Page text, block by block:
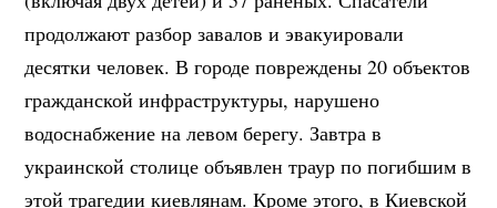
продолжают разбор завалов и эвакуировали
десятки человек. В городе повреждены 20 объектов
гражданской инфраструктуры, нарушено
водоснабжение на левом берегу. Завтра в
украинской столице объявлен траур по погибшим в
этой трагедии киевлянам. Кроме этого, в Киевской